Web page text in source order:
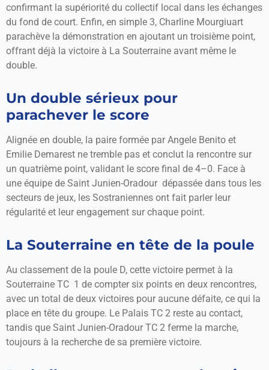
confirmant la supériorité du collectif local dans les échanges
du fond de court. Enfin, en simple 3, Charline Mourgiuart
parachève la démonstration en ajoutant un troisième point,
offrant déjà la victoire à La Souterraine avant même le
double.
Un double sérieux pour
parachever le score
Alignée en double, la paire formée par Angele Benito et
Emilie Demarest ne tremble pas et conclut la rencontre sur
un quatrième point, validant le score final de 4–0. Face à
une équipe de Saint Junien-Oradour dépassée dans tous les
secteurs de jeux, les Sostraniennes ont fait parler leur
régularité et leur engagement sur chaque point.
La Souterraine en tête de la poule
Au classement de la poule D, cette victoire permet à la
Souterraine TC 1 de compter six points en deux rencontres,
avec un total de deux victoires pour aucune défaite, ce qui la
place en tête du groupe. Le Palais TC 2 reste au contact,
tandis que Saint Junien-Oradour TC 2 ferme la marche,
toujours à la recherche de sa première victoire.